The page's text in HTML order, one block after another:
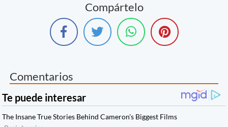
Compártelo
Comentarios